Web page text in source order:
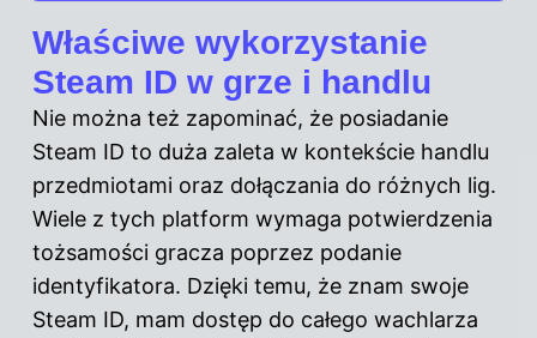
Właściwe wykorzystanie
Steam ID w grze i handlu
Nie można też zapominać, że posiadanie
Steam ID to duża zaleta w kontekście handlu
przedmiotami oraz dołączania do różnych lig.
Wiele z tych platform wymaga potwierdzenia
tożsamości gracza poprzez podanie
identyfikatora. Dzięki temu, że znam swoje
Steam ID, mam dostęp do całego wachlarza